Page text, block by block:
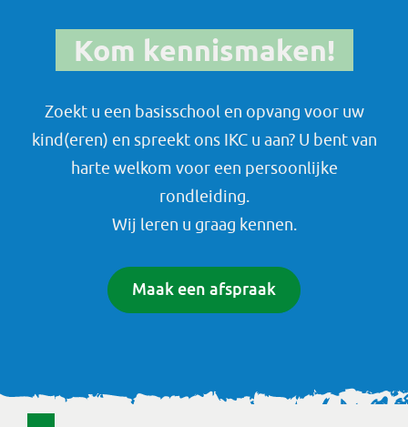
Kom kennismaken!
Zoekt u een basisschool en opvang voor uw
kind(eren) en spreekt ons IKC u aan? U bent van
harte welkom voor een persoonlijke
rondleiding.
Wij leren u graag kennen.
Maak een afspraak